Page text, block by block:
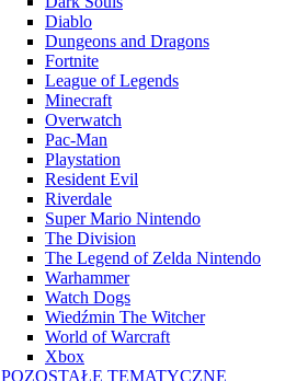
Diablo
Dungeons and Dragons
Fortnite
League of Legends
Minecraft
Overwatch
Pac-Man
Playstation
Resident Evil
Riverdale
Super Mario Nintendo
The Division
The Legend of Zelda Nintendo
Warhammer
Watch Dogs
Wiedźmin The Witcher
World of Warcraft
Xbox
POZOSTAŁE TEMATYCZNE